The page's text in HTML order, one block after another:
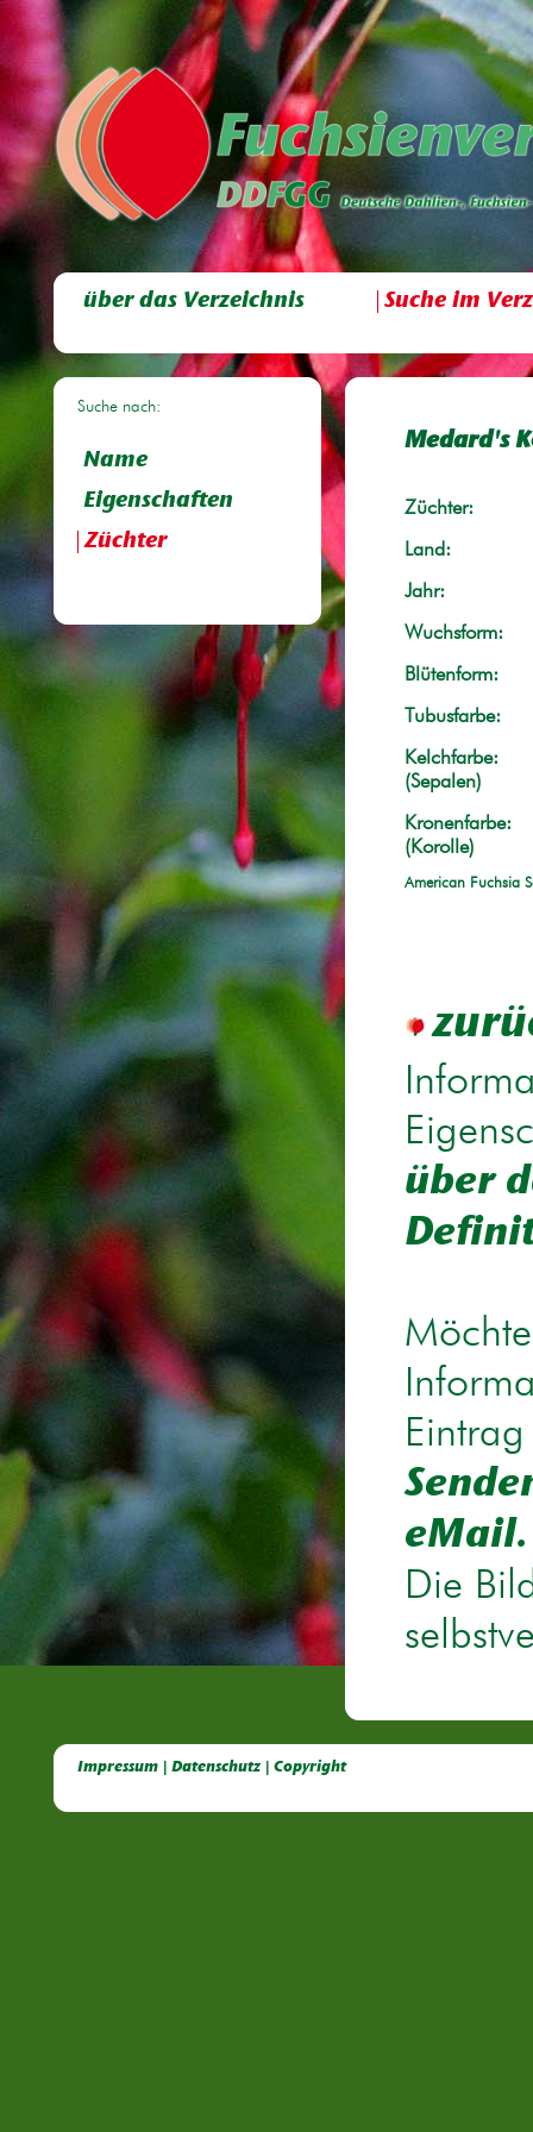
über das Verzeichnis Suche im
Suche nach:
Name
Eigenschaften
Züchter
Medard's
Züchter:
Land:
Jahr:
Wuchsform:
Blütenform:
Tubusfarbe:
Kelchfarbe:
(Sepalen)
Kronenfarbe:
(Korolle)
American Fuchsia
über
eMail.
Die
Impressum | Datenschutz | Copyright